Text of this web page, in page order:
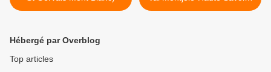
>
Hébergé par Overblog
Top articles